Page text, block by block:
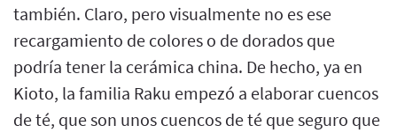
también. Claro, pero visualmente no es ese
recargamiento de colores o de dorados que
podría tener la cerámica china. De hecho, ya en
Kioto, la familia Raku empezó a elaborar cuencos
de té, que son unos cuencos de té que seguro que